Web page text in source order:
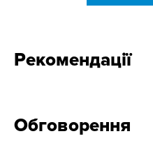
Рекомендації
Обговорення